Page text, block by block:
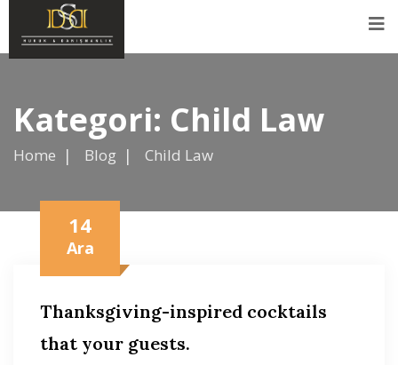
Kategori: Child Law
Home Blog Child Law
14
Ara
Thanksgiving-inspired cocktails
that your guests.